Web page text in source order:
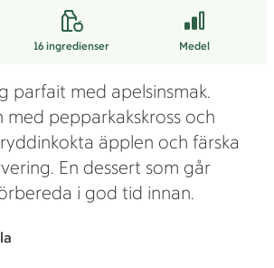
16 ingredienser Medel
parfait med apelsinsmak.
med pepparkakskross och
äpplen och färska
En dessert som går
i god tid innan.